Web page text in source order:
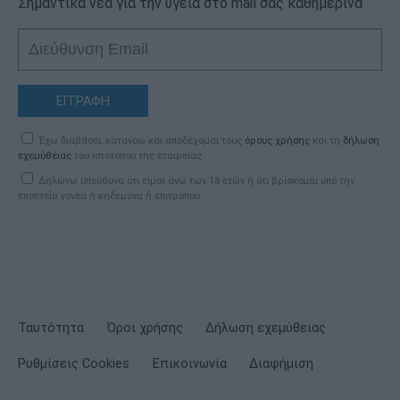
ΕΓΓΡΑΦΗ
Έχω διαβάσει, κατανοώ και αποδέχομαι τους όρους χρήσης και τη δήλωση
εχεμύθειας του ιστοτόπου της εταιρείας
Δηλώνω υπεύθυνα ότι είμαι άνω των 18 ετών ή ότι βρίσκομαι υπό την
εποπτεία γονέα ή κηδεμόνα ή επιτρόπου
Ταυτότητα Όροι χρήσης Δήλωση εχεμύθειας
Ρυθμίσεις Cookies Επικοινωνία Διαφήμιση